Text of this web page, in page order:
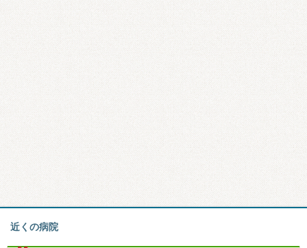
近くの病院